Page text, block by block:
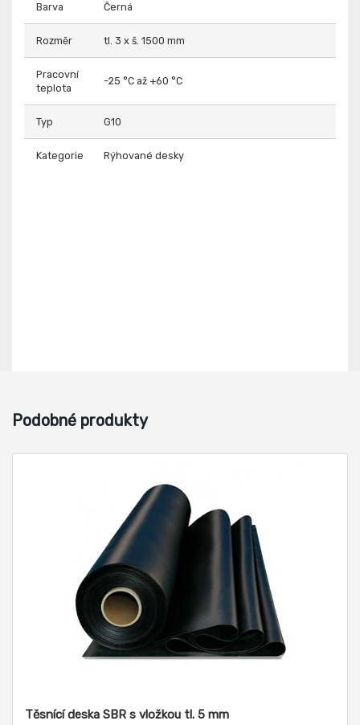
Barva Černá
Rozměr tl. 3 x š. 1500 mm
Pracovní
teplota
-25 °C až +60 °C
Typ G10
Kategorie Rýhované desky
Podobné produkty
Těsnící deska SBR s vložkou tl. 5 mm